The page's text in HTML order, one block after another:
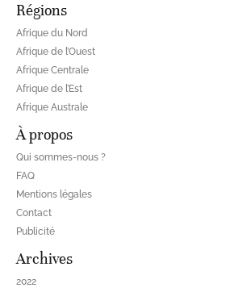
Régions
Afrique du Nord
Afrique de l’Ouest
Afrique Centrale
Afrique de l’Est
Afrique Australe
À propos
Qui sommes-nous ?
FAQ
Mentions légales
Contact
Publicité
Archives
2022